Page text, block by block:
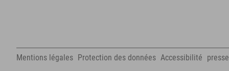
Mentions légales Protection des données Accessibilité presse